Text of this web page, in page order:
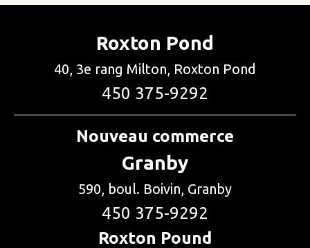
Roxton Pond
40, 3e rang Milton, Roxton Pond
450 375-9292
Nouveau commerce
Granby
590, boul. Boivin, Granby
450 375-9292
Roxton Pound